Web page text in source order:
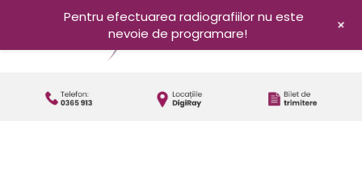
Pentru efectuarea radiografiilor nu este
nevoie de programare!
+